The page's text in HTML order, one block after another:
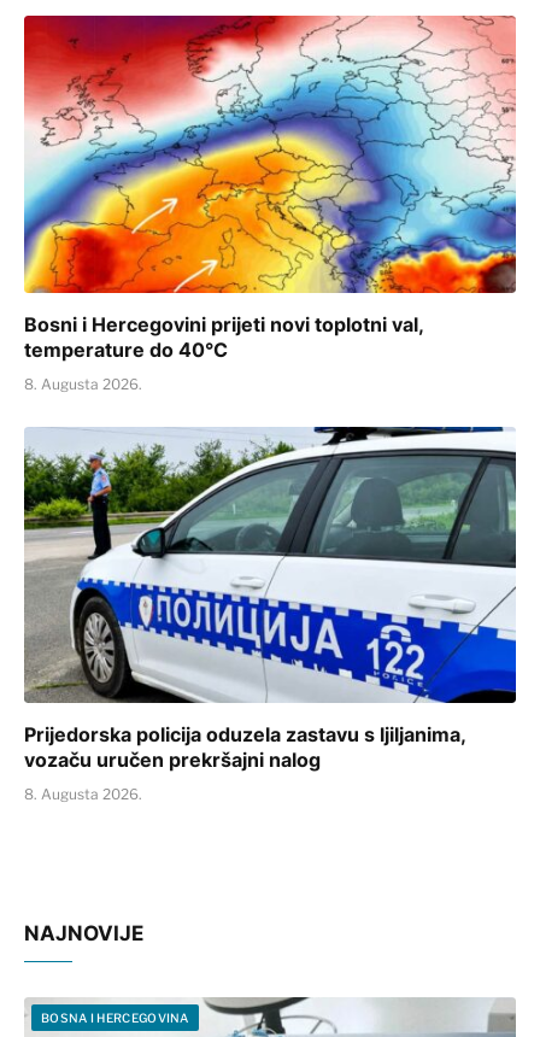
Bosni i Hercegovini prijeti novi toplotni val,
temperature do 40°C
8. Augusta 2026.
Prijedorska policija oduzela zastavu s ljiljanima,
vozaču uručen prekršajni nalog
8. Augusta 2026.
NAJNOVIJE
BOSNA I HERCEGOVINA